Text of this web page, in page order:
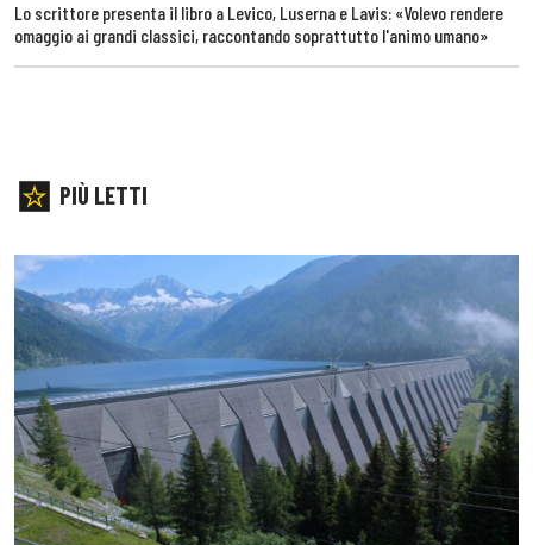
Lo scrittore presenta il libro a Levico, Luserna e Lavis: «Volevo rendere
omaggio ai grandi classici, raccontando soprattutto l'animo umano»
PIÙ LETTI